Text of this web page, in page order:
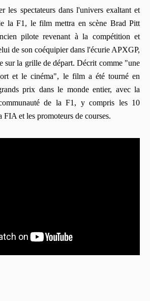
les spectateurs dans l'univers exaltant et
la F1, le film mettra en scène Brad Pitt
pilote revenant à la compétition et
de son coéquipier dans l'écurie APXGP,
sur la grille de départ. Décrit comme "une
et le cinéma", le film a été tourné en
prix dans le monde entier, avec la
de la F1, y compris les 10
FIA et les promoteurs de courses.